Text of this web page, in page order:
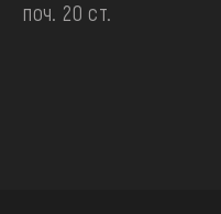
поч. 20 ст.